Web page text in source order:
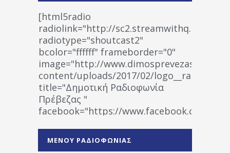
[html5radio
radiolink="http://
radiotype="shoutcast2"
bcolor="ffffff" frameborder="0"
image="http://www.dimosprevezas.gr/wp-
content/uploads/2017/02/
title="Δημοτική Ραδιοφωνία
Πρέβεζας "
facebook="https://www.facebook.com/
1531194763766854/" artist="" ]
ΜΕΝΟΥ ΡΑΔΙΟΦΩΝΙΑΣ